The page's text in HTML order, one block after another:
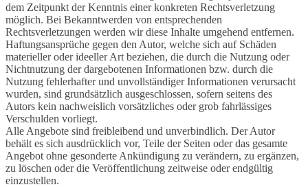
dem Zeitpunkt der Kenntnis einer konkreten Rechtsverletzung
möglich. Bei Bekanntwerden von entsprechenden
Rechtsverletzungen werden wir diese Inhalte umgehend entfernen.
Haftungsansprüche gegen den Autor, welche sich auf Schäden
materieller oder ideeller Art beziehen, die durch die Nutzung oder
Nichtnutzung der dargebotenen Informationen bzw. durch die
Nutzung fehlerhafter und unvollständiger Informationen verursacht
wurden, sind grundsätzlich ausgeschlossen, sofern seitens des
Autors kein nachweislich vorsätzliches oder grob fahrlässiges
Verschulden vorliegt.
Alle Angebote sind freibleibend und unverbindlich. Der Autor
behält es sich ausdrücklich vor, Teile der Seiten oder das gesamte
Angebot ohne gesonderte Ankündigung zu verändern, zu ergänzen,
zu löschen oder die Veröffentlichung zeitweise oder endgültig
einzustellen.